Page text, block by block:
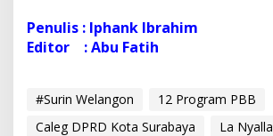
Penulis : Iphank Ibrahim
Editor : Abu Fatih
#Surin Welangon
12 Program PBB
Caleg DPRD Kota Surabaya
La Nyalla